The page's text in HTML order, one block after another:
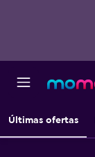
Últimas ofertas